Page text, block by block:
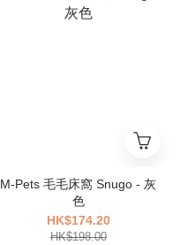
M-Pets 毛毛床窩 Snugo - 灰
色
HK$174.20
HK$198.00